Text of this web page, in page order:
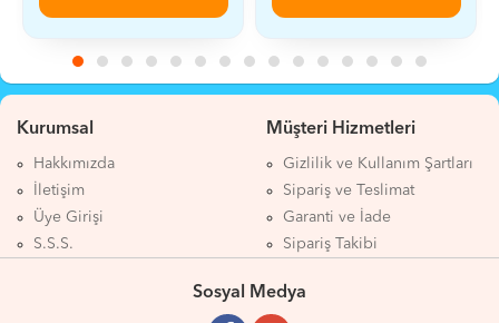
Kurumsal
Hakkımızda
İletişim
Üye Girişi
S.S.S.
Müşteri Hizmetleri
Gizlilik ve Kullanım Şartları
Sipariş ve Teslimat
Garanti ve İade
Sipariş Takibi
Sosyal Medya